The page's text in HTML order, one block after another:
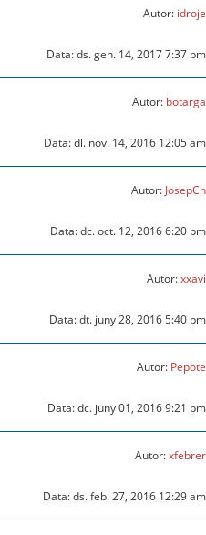
Autor: idroje
Data: ds. gen. 14, 2017 7:37 pm
Autor: botarga
Data: dl. nov. 14, 2016 12:05 am
Autor: JosepCh
Data: dc. oct. 12, 2016 6:20 pm
Autor:xxavi
Data: dt. juny 28, 2016 5:40 pm
Autor: Pepote
Data: dc. juny 01, 2016 9:21 pm
Autor:xfebrer
Data: ds. feb. 27, 2016 12:29 am